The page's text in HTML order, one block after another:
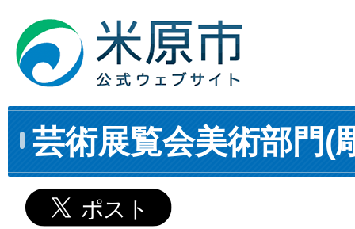
芸術展覧会美術部門(